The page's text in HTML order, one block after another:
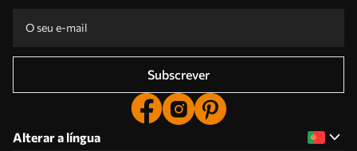
Subscrever
Alterar a língua